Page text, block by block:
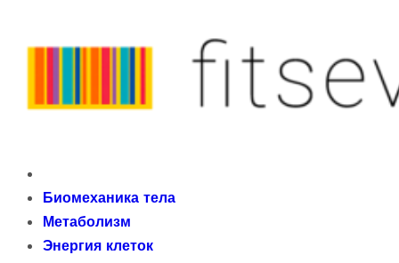
сайт о метаболизме и энергетической адаптации
организма после 40 лет
Primary
MenuБиомеханика тела
Метаболизм
Энергия клеток